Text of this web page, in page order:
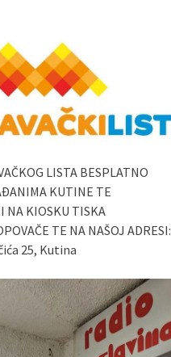
LISTA BESPLATNO
KUTINE TE
NA KIOSKU TISKA
TE NA NAŠOJ ADRESI:
25, Kutina